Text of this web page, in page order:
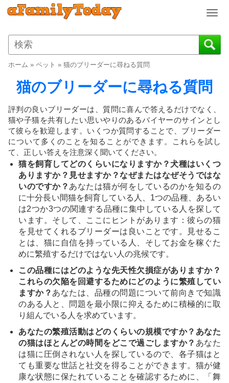
T
g
g
n
a
g
a
i
o
n
ホーム » ペット » 猫のブリーダーに尋ねる質問
猫のブリーダーに尋ねる質問
評判の良いブリーダーは、質問に喜んで答えるだけでなく、
猫や子猫を共有したい思いやりのあるバイヤーのサインとし
て彼らを歓迎します。いくつか質問することで、ブリーダー
について多くのことを知ることができます。これらを試し
て、正しい答えを注意深く聞いてください。
猫を飼育してどのくらいになりますか？犬種はいくつ
ありますか？見せますか？なぜまたはなぜそうではな
いのですか？ あなたは猫が何をしているのかを知るの
に十分長い間猫を飼育している人、1つの品種、あるい
は2つか3つの関連する品種に集中している人を探して
います。そして、ここにヒントがあります：彼らの猫
を見せてくれるブリーダーは良いことです。見せるこ
とは、猫に自信を持っている人、そしてお金を稼ぐた
めに繁殖するだけではない人の兆候です。
この品種にはどのような先天性欠損症がありますか？
これらの欠陥を回避するためにどのように繁殖してい
ますか？ あなたは、品種の問題について前向きで知識
のある人と、問題を最小限に抑えるために積極的に取
り組んでいる人を求めています。
あなたの繁殖活動はどのくらいの規模ですか？あなた
の猫はほとんどの時間をどこで過ごしますか？ あなた
は猫に圧倒されない人を探しているので、各子猫はと
ても重要な世話と社交を得ることができます。猫が健
康な状態に保たれていることを確認するために、「舞